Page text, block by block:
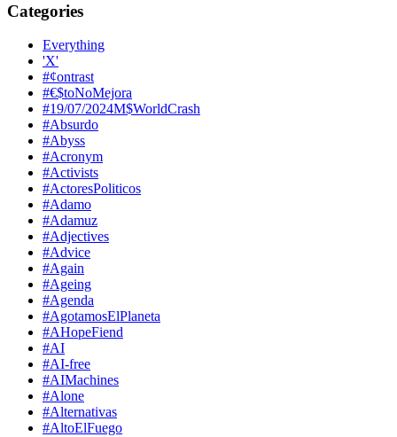
Categories
Everything
'X'
#¢ontrast
#€$toNoMejora
#19/07/2024M$WorldCrash
#Absurdo
#Abyss
#Acronym
#Activists
#ActoresPoliticos
#Adamo
#Adamuz
#Adjectives
#Advice
#Again
#Ageing
#Agenda
#AgotamosElPlaneta
#AHopeFiend
#AI
#AI-free
#AIMachines
#Alone
#Alternativas
#AltoElFuego